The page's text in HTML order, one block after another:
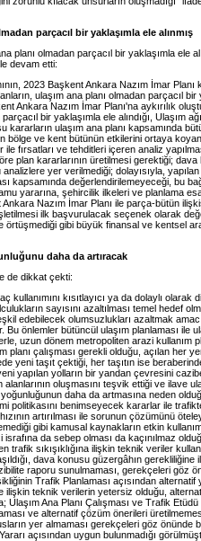
parçacıl bir yaklaşımla ele alınmış
planı olmadan parçacıl bir yaklaşımla ele
devam etti:
2023 Başkent Ankara Nazım İmar Planı
ulaşım ana planı olmadan parçacıl bir
Ankara Nazım İmar Planı'na aykırılık
bir yaklaşımla ele alındığı, Ulaşım
ulaşım ana planı kapsamında
bölge ve kent bütünün etkilerini ortaya
fırsatları ve tehditleri içeren analiz
plan kararlarının üretilmesi gerektiği; dava
yer verilmediği; dolayısıyla, yapılan
kapsamında değerlendirilemeyeceği, bu
yararına, şehircilik ilkeleri ve planlama
Nazım İmar Planı ile parça-bütün
ilk başvurulacak seçenek olarak
örtüşmediği gibi büyük finansal ve kentsel
daha da artıracak
de dikkat çekti:
kullanımını kısıtlayıcı ya da dolaylı olarak
sayısını azaltılması temel hedef
edebilecek olumsuzlukları azaltmak
Bu önlemler bütüncül ulaşım planlaması ile
uzun dönem metropoliten arazi kullanım
çalışması gerekli olduğu, açılan her
yeni taşıt çektiği, her taşıtın ise
yapılan yolların bir yandan çevresini
oluşmasını teşvik ettiği ve ilave
daha da artmasına neden
politikasını benimseyecek kararlar ile
hızının artırılması ile sorunun çözümünü
gibi kamusal kaynakların etkin
da sebep olması da kaçınılmaz
sıkışıklığına ilişkin teknik veriler
dava konusu güzergâhın gerekliliğine
raporu sunulmaması, gerekçeleri göz
Trafik Planlaması açısından alternatif
ilişkin teknik verilerin yetersiz olduğu,
Ana Planı Çalışması ve Trafik Etüdü
ve alternatif çözüm önerileri
yer almaması gerekçeleri göz önünde
açısından uygun bulunmadığı